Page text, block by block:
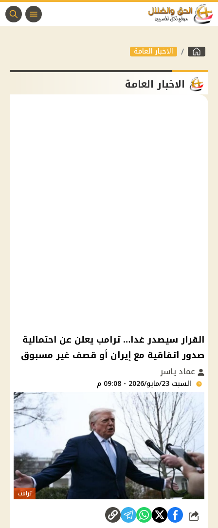
الاخبار العامة
الاخبار العامة
القرار سيصدر غدا… ترامب يعلن عن احتمالية
صدور اتفاقية مع إيران أو قصف غير مسبوق
عماد ياسر
السبت 23/مايو/2026 - 09:08 م
ترامب
شارك